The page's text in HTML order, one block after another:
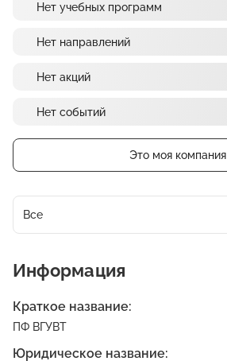
Нет учебных программ
Нет направлений
Нет акций
Нет событий
Это моя компания
Все
Информация
Краткое название:
ПФ ВГУВТ
Юридическое название: